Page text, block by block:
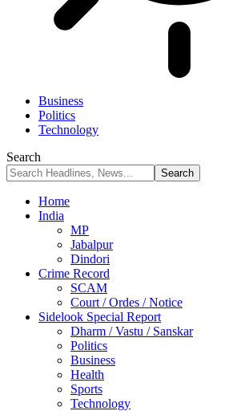
Business
Politics
Technology
Search
Home
India
MP
Jabalpur
Dindori
Crime Record
SCAM
Court / Ordes / Notice
Sidelook Special Report
Dharm / Vastu / Sanskar
Politics
Business
Health
Sports
Technology